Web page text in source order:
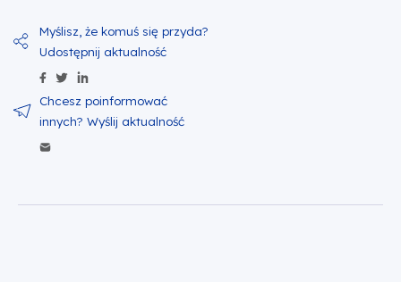
Udostępnij zawartość na Facebook
Udostępnij zawartość na Twitter